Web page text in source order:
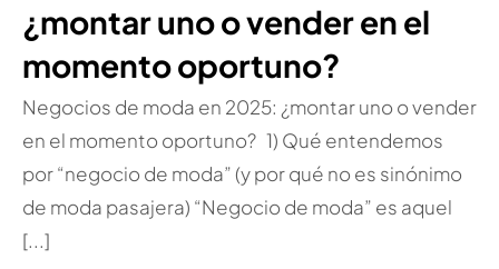
¿montar uno o vender en el
momento oportuno?
Negocios de moda en 2025: ¿montar uno o vender
en el momento oportuno? 1) Qué entendemos
por “negocio de moda” (y por qué no es sinónimo
de moda pasajera) “Negocio de moda” es aquel
[...]